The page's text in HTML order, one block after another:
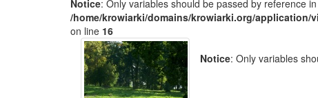
Notice: Only variables should be passed by reference in
/home/krowiarki/domains/krowiarki.org/application/
on line 16
Notice: Only variables